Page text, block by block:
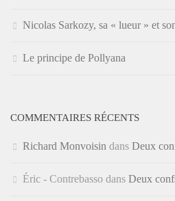
Nicolas Sarkozy, sa « lueur » et
Le principe de Pollyana
COMMENTAIRES RÉCENTS
Richard Monvoisin dans Deux
Éric - Contrebasso dans Deux